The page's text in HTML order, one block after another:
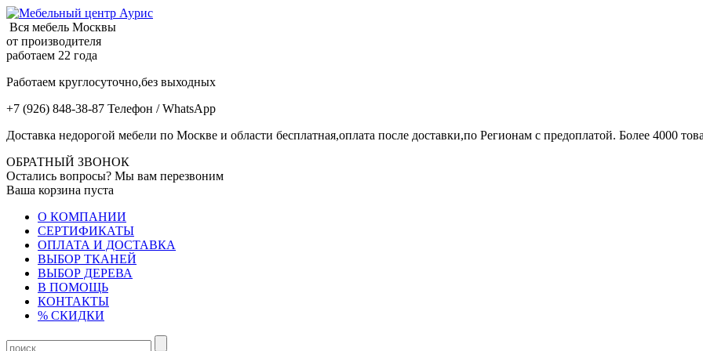
Вся мебель Москвы
от производителя
работаем 22 года
Работаем круглосуточно,без выходных
+7 (926) 848-38-87 Телефон / WhatsApp
Доставка недорогой мебели по Москве и области бесплатная,оплата после доставки,по Регионам с предоплатой. Более 4000
ОБРАТНЫЙ ЗВОНОК
Остались вопросы? Мы вам перезвоним
Ваша корзина пуста
О КОМПАНИИ
СЕРТИФИКАТЫ
ОПЛАТА И ДОСТАВКА
ВЫБОР ТКАНЕЙ
ВЫБОР ДЕРЕВА
В ПОМОЩЬ
КОНТАКТЫ
% СКИДКИ